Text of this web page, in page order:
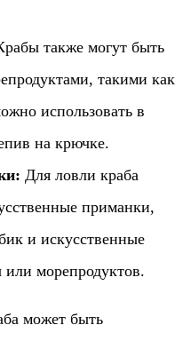
также могут быть
такими как
использовать в
на крючке.
Для ловли краба
приманки,
и искусственные
морепродуктов.
может быть